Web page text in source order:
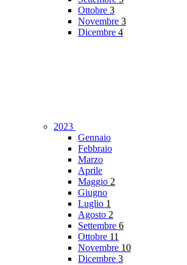
Ottobre 3
Novembre 3
Dicembre 4
2023
Gennaio
Febbraio
Marzo
Aprile
Maggio 2
Giugno
Luglio 1
Agosto 2
Settembre 6
Ottobre 11
Novembre 10
Dicembre 3